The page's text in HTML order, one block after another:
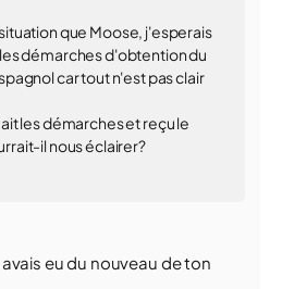
que Moose, j'esperais
démarches d'obtention du
car tout n'est pas clair
les démarches et reçu le
il nous éclairer?
eu du nouveau de ton